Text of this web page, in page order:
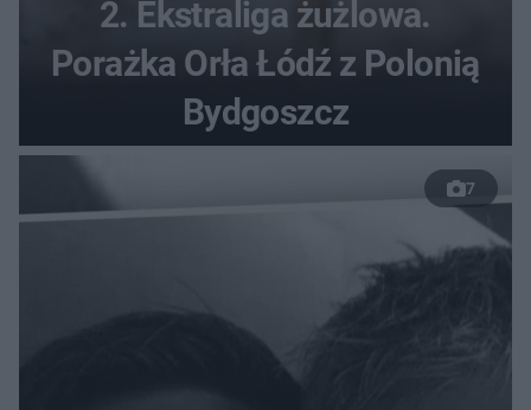
2. Ekstraliga żużlowa.
Porażka Orła Łódź z Polonią
Bydgoszcz
7